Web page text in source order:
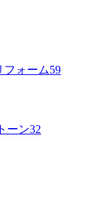
フォーム59
ーン32